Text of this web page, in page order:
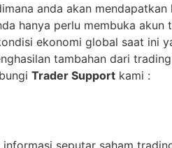
anda akan
hanya perlu membuka
ekonomi global saat ini
tambahan dari
Trader Support kami :